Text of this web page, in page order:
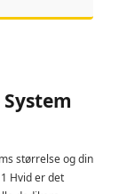
størrelse og din
Hvid er det